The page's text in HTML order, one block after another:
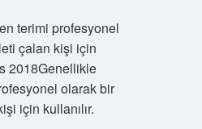
terimi profesyonel
çalan kişi için
2018Genellikle
olarak bir
için kullanılır.